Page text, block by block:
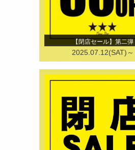
【閉店セール】第二弾
2025.07.12(SAT)～